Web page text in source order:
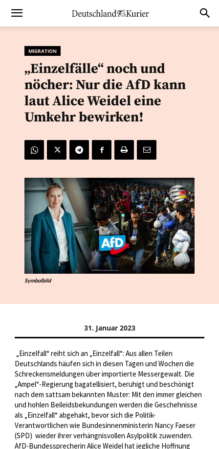
MIGRATION
„Einzelfälle“ noch und
nöcher: Nur die AfD kann
laut Alice Weidel eine
Umkehr bewirken!
Symbolbild
31. Januar 2023
„Einzelfall“ reiht sich an „Einzelfall“: Aus allen Teilen
Deutschlands häufen sich in diesen Tagen und Wochen die
Schreckensmeldungen über importierte Messergewalt. Die
„Ampel“-Regierung bagatellisiert, beruhigt und beschönigt
nach dem sattsam bekannten Muster: Mit den immer gleichen
und hohlen Beileidsbekundungen werden die Geschehnisse
als „Einzelfall“ abgehakt, bevor sich die Politik-
Verantwortlichen wie Bundesinnenministerin Nancy Faeser
(SPD) wieder ihrer verhängnisvollen Asylpolitik zuwenden.
AfD-Bundessprecherin Alice Weidel hat jegliche Hoffnung